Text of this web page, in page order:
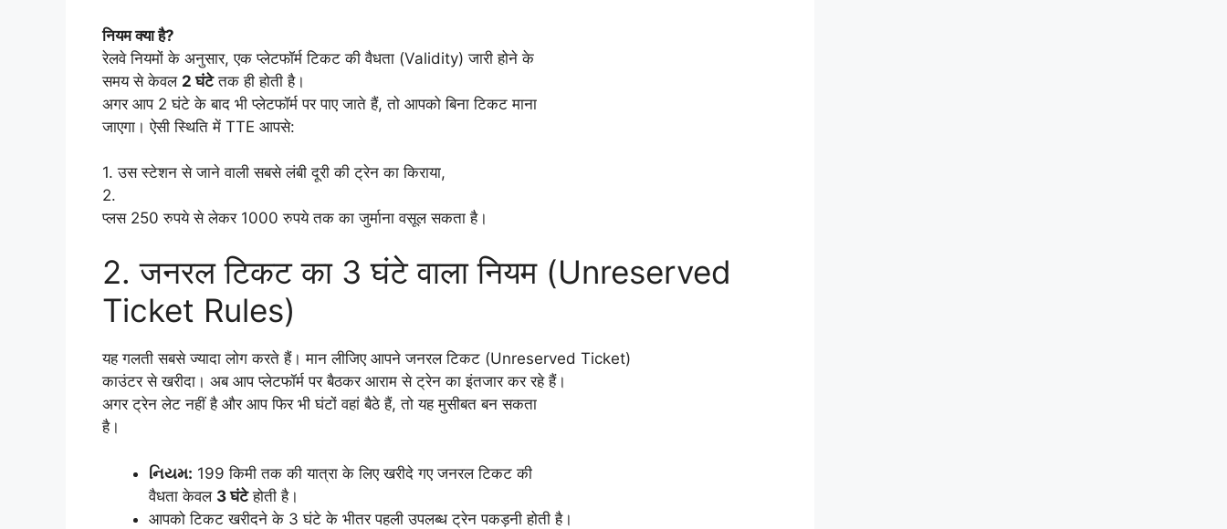
नियम क्या है?
रेलवे नियमों के अनुसार, एक प्लेटफॉर्म टिकट की वैधता (Validity) जारी होने के
समय से केवल 2 घंटेतक ही होती है।
अगर आप 2 घंटे के बाद भी प्लेटफॉर्म पर पाए जाते हैं, तो आपको बिना टिकट माना
जाएगा। ऐसी स्थिति में TTE आपसे:
1. उस स्टेशन से जाने वाली सबसे लंबी दूरी की ट्रेन का किराया,
2.
प्लस 250 रुपये से लेकर 1000 रुपये तक का जुर्माना वसूल सकता है।
2. जनरल टिकट का 3 घंटे वाला नियम (Unreserved
Ticket Rules)
यह गलती सबसे ज्यादा लोग करते हैं। मान लीजिए आपने जनरल टिकट (Unreserved Ticket)
काउंटर से खरीदा। अब आप प्लेटफॉर्म पर बैठकर आराम से ट्रेन का इंतजार कर रहे हैं।
अगर ट्रेन लेट नहीं है और आप फिर भी घंटों वहां बैठे हैं, तो यह मुसीबत बन सकता
है।
નિયમ: 199 किमी तक की यात्रा के लिए खरीदे गए जनरल टिकट की
वैधता केवल 3 घंटेहोती है।
आपको टिकट खरीदने के 3 घंटे के भीतर पहली उपलब्ध ट्रेन पकड़नी होती है।